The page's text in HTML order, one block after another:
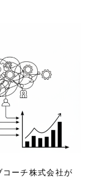
ーチ株式会社が